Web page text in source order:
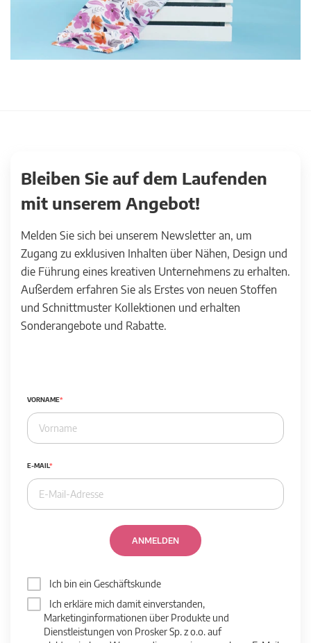
Bleiben Sie auf dem Laufenden
mit unserem Angebot!
Melden Sie sich bei unserem Newsletter an, um
Zugang zu exklusiven Inhalten über Nähen, Design und
die Führung eines kreativen Unternehmens zu erhalten.
Außerdem erfahren Sie als Erstes von neuen Stoffen
und Schnittmuster Kollektionen und erhalten
Sonderangebote und Rabatte.
VORNAME
E-MAIL
ANMELDEN
Ich bin ein Geschäftskunde
Ich erkläre mich damit einverstanden,
Marketinginformationen über Produkte und
Dienstleistungen von Prosker Sp. z o.o. auf